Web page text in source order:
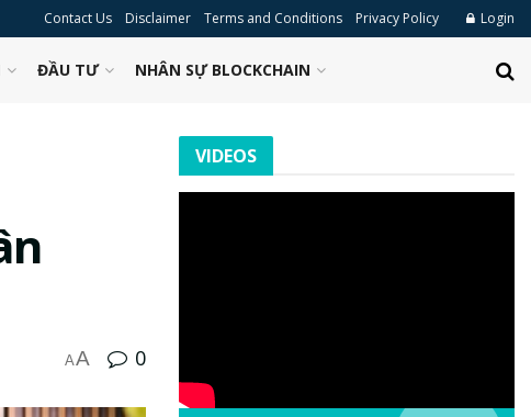
Contact Us Disclaimer Terms and Conditions Privacy Policy Login
ĐẦU TƯ NHÂN SỰ BLOCKCHAIN
AA 0
VIDEOS